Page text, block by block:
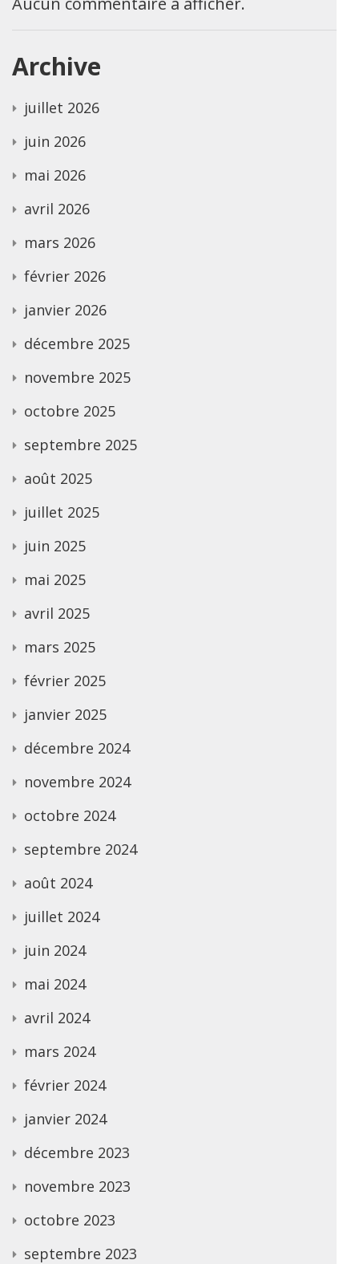
Archive
juillet 2026
juin 2026
mai 2026
avril 2026
mars 2026
février 2026
janvier 2026
décembre 2025
novembre 2025
octobre 2025
septembre 2025
août 2025
juillet 2025
juin 2025
mai 2025
avril 2025
mars 2025
février 2025
janvier 2025
décembre 2024
novembre 2024
octobre 2024
septembre 2024
août 2024
juillet 2024
juin 2024
mai 2024
avril 2024
mars 2024
février 2024
janvier 2024
décembre 2023
novembre 2023
octobre 2023
septembre 2023